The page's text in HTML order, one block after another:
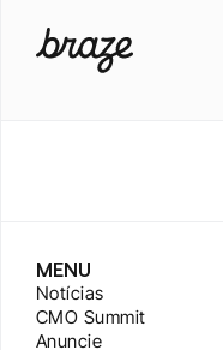
MENU
Notícias
CMO Summit
Anuncie